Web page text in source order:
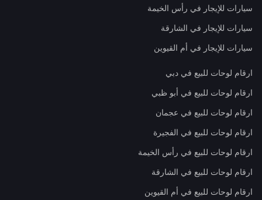
سيارات للإيجار في رأس الخيمة
سيارات للإيجار في الشارقة
سيارات للإيجار في أم القيوين
ارقام لوحات للبيع في دبي
ارقام لوحات للبيع في أبو ظبي
ارقام لوحات للبيع في عجمان
ارقام لوحات للبيع في الفجيرة
ارقام لوحات للبيع في رأس الخيمة
ارقام لوحات للبيع في الشارقة
ارقام لوحات للبيع في أم القيوين